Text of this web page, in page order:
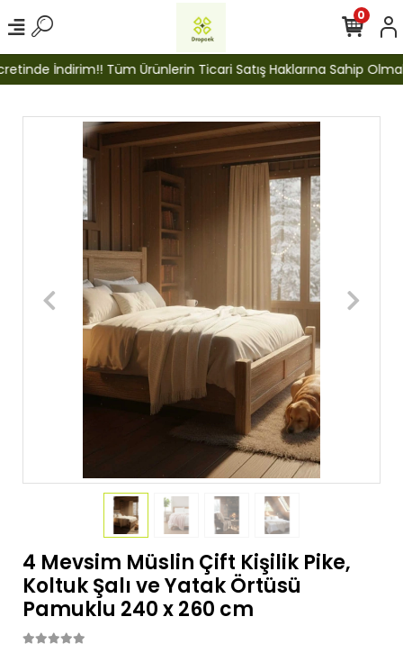
İndirim!! Tüm Ürünlerin Ticari Satış Haklarına Sahip
0
4 Mevsim Müslin Çift Kişilik Pike,
Koltuk Şalı ve Yatak Örtüsü
Pamuklu 240 x 260 cm